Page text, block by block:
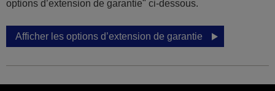
options d’extension de garantie" ci-dessous.
Afficher les options d’extension de garantie